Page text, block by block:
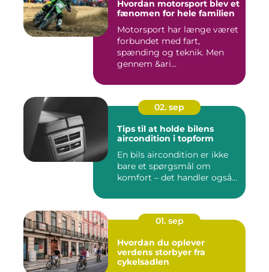
Hvordan motorsport blev et
fænomen for hele familien
Motorsport har længe været
forbundet med fart,
spænding og teknik. Men
gennem &ari...
02. sep
Tips til at holde bilens
aircondition i topform
En bils aircondition er ikke
bare et spørgsmål om
komfort – det handler også...
01. sep
Hvordan du oplever
verdens storbyer fra
cykelsadlen